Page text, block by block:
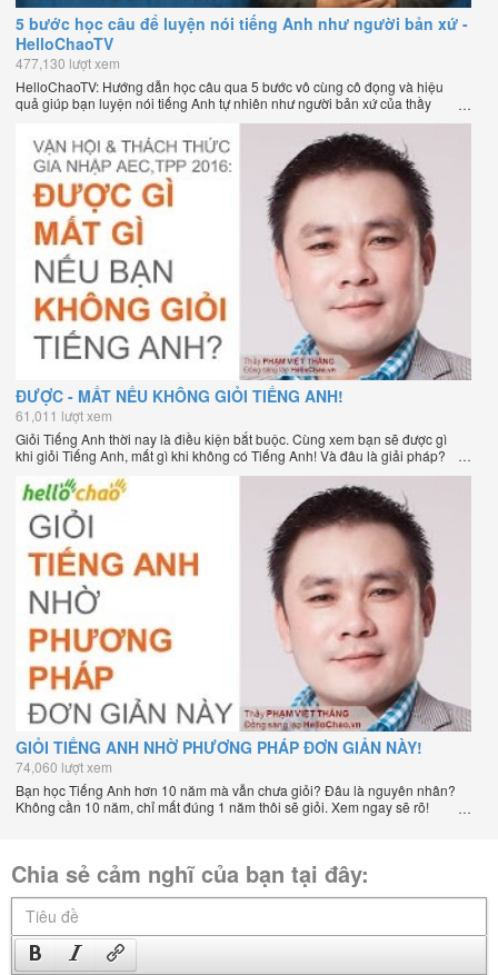
5 bước học câu để luyện nói tiếng Anh như người bản xứ -
HelloChaoTV
477,130 lượt xem
HelloChaoTV: Hướng dẫn học câu qua 5 bước vô cùng cô đọng và hiệu
quả giúp bạn luyện nói tiếng Anh tự nhiên như người bản xứ của thầy
Phạm Việt Thắng, đồng sáng lập HelloChao.vn - Chương trình dạy tiếng
Anh trực tuyến chặt chẽ nhất thế giới.
ĐƯỢC - MẤT NẾU KHÔNG GIỎI TIẾNG ANH!
61,011 lượt xem
Giỏi Tiếng Anh thời nay là điều kiện bắt buộc. Cùng xem bạn sẽ được gì
khi giỏi Tiếng Anh, mất gì khi không có Tiếng Anh! Và đâu là giải pháp?
GIỎI TIẾNG ANH NHỜ PHƯƠNG PHÁP ĐƠN GIẢN NÀY!
74,060 lượt xem
Bạn học Tiếng Anh hơn 10 năm mà vẫn chưa giỏi? Đâu là nguyên nhân?
Không cần 10 năm, chỉ mất đúng 1 năm thôi sẽ giỏi. Xem ngay sẽ rõ!
Chia sẻ cảm nghĩ của bạn tại đây: